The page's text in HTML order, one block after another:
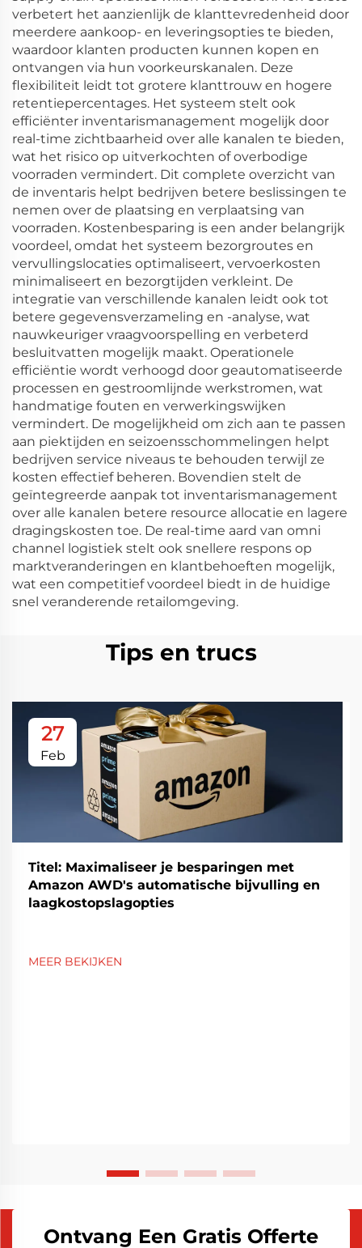
verbetert het aanzienlijk de klanttevredenheid door
meerdere aankoop- en leveringsopties te bieden,
waardoor klanten producten kunnen kopen en
ontvangen via hun voorkeurskanalen. Deze
flexibiliteit leidt tot grotere klanttrouw en hogere
retentiepercentages. Het systeem stelt ook
efficiënter inventarismanagement mogelijk door
real-time zichtbaarheid over alle kanalen te bieden,
wat het risico op uitverkochten of overbodige
voorraden vermindert. Dit complete overzicht van
de inventaris helpt bedrijven betere beslissingen te
nemen over de plaatsing en verplaatsing van
voorraden. Kostenbesparing is een ander belangrijk
voordeel, omdat het systeem bezorgroutes en
vervullingslocaties optimaliseert, vervoerkosten
minimaliseert en bezorgtijden verkleint. De
integratie van verschillende kanalen leidt ook tot
betere gegevensverzameling en -analyse, wat
nauwkeuriger vraagvoorspelling en verbeterd
besluitvatten mogelijk maakt. Operationele
efficiëntie wordt verhoogd door geautomatiseerde
processen en gestroomlijnde werkstromen, wat
handmatige fouten en verwerkingswijken
vermindert. De mogelijkheid om zich aan te passen
aan piektijden en seizoensschommelingen helpt
bedrijven service niveaus te behouden terwijl ze
kosten effectief beheren. Bovendien stelt de
geïntegreerde aanpak tot inventarismanagement
over alle kanalen betere resource allocatie en lagere
dragingskosten toe. De real-time aard van omni
channel logistiek stelt ook snellere respons op
marktveranderingen en klantbehoeften mogelijk,
wat een competitief voordeel biedt in de huidige
snel veranderende retailomgeving.
Tips en trucs
27
Feb
Titel: Maximaliseer je besparingen met
Amazon AWD's automatische bijvulling en
laagkostopslagopties
MEER BEKIJKEN
Ontvang Een Gratis Offerte